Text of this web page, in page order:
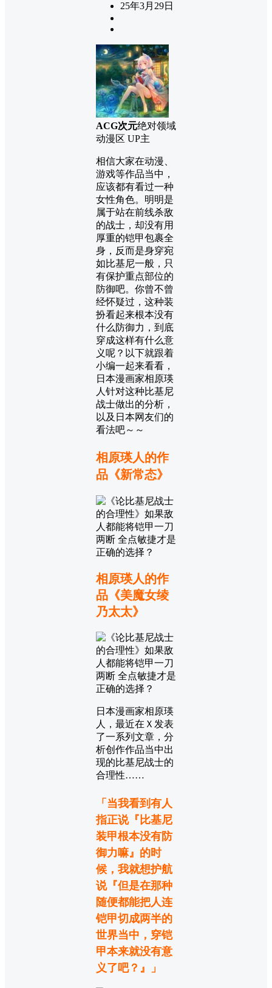
25年3月29日
ACG次元绝对领域
动漫区 UP主
相信大家在动漫、
游戏等作品当中，
应该都有看过一种
女性角色。明明是
属于站在前线杀敌
的战士，却没有用
厚重的铠甲包裹全
身，反而是身穿宛
如比基尼一般，只
有保护重点部位的
防御吧。你曾不曾
经怀疑过，这种装
扮看起来根本没有
什么防御力，到底
穿成这样有什么意
义呢？以下就跟着
小编一起来看看，
日本漫画家相原瑛
人针对这种比基尼
战士做出的分析，
以及日本网友们的
看法吧～～
相原瑛人的作
品《新常态》
相原瑛人的作
品《美魔女绫
乃太太》
日本漫画家相原瑛
人，最近在Ｘ发表
了一系列文章，分
析创作作品当中出
现的比基尼战士的
合理性……
「当我看到有人
指正说『比基尼
装甲根本没有防
御力嘛』的时
候，我就想护航
说『但是在那种
随便都能把人连
铠甲切成两半的
世界当中，穿铠
甲本来就没有意
义了吧？』」